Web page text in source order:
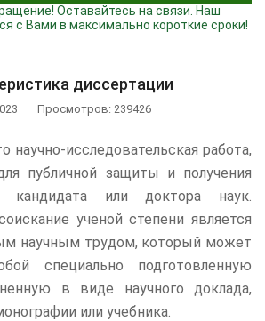
Оставайтесь на связи. Наш
с Вами в максимально короткие сроки!
диссертации
Просмотров: 239426
научно-исследовательская работа,
публичной защиты и получения
кандидата или доктора наук.
ученой степени является
научным трудом, который может
специально подготовленную
в виде научного доклада,
или учебника.